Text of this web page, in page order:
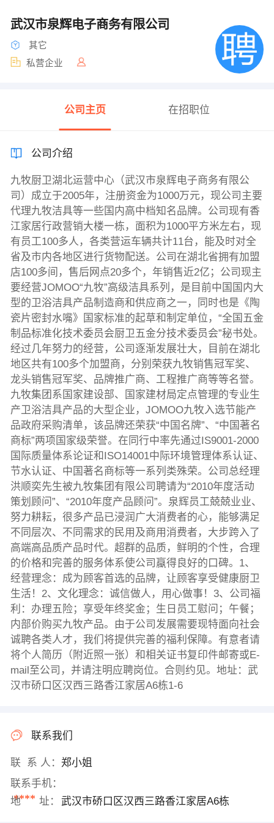
武汉市泉辉电子商务有限公司
其它
私营企业
公司主页 在招职位
公司介绍
九牧厨卫湖北运营中心（武汉市泉辉电子商务有限公
司）成立于2005年，注册资金为1000万元，现公司主要
代理九牧洁具等一些国内高中档知名品牌。公司现有香
江家居行政营销大楼一栋，面积为1000平方米左右，现
有员工100多人，各类营运车辆共计11台，能及时对全
省及市内各地区进行货物配送。公司在湖北省拥有加盟
店100多间，售后网点20多个，年销售近2亿；公司现主
要经营JOMOO“九牧”高级洁具系列，是目前中国国内大
型的卫浴洁具产品制造商和供应商之一，同时也是《陶
瓷片密封水嘴》国家标准的起草和制定单位，“全国五金
制品标准化技术委员会厨卫五金分技术委员会”秘书处。
经过几年努力的经营，公司逐渐发展壮大，目前在湖北
地区共有100多个加盟商，分别荣获九牧销售冠军奖、
龙头销售冠军奖、品牌推广商、工程推广商等等名誉。
九牧集团系国家建设部、国家建材局定点管理的专业生
产卫浴洁具产品的大型企业，JOMOO九牧入选节能产
品政府采购清单，该品牌还荣获“中国名牌”、“中国著名
商标”两项国家级荣誉。在同行中率先通过IS9001-2000
国际质量体系论证和ISO14001中际环境管理体系认证、
节水认证、中国著名商标等一系列类殊荣。公司总经理
洪顺奕先生被九牧集团有限公司聘请为“2010年度活动
策划顾问”、“2010年度产品顾问”。泉辉员工兢兢业业、
努力耕耘，很多产品已浸润广大消费者的心，能够满足
不同层次、不同需求的民用及商用消费者，大步跨入了
高端高品质产品时代。超群的品质，鲜明的个性，合理
的价格和完善的服务体系使公司蠃得良好的口碑。1、
经营理念：成为顾客首选的品牌，让顾客享受健康厨卫
生活！2、文化理念：诚信做人，用心做事！3、公司福
利：办理五险；享受年终奖金；生日员工慰问；午餐；
内部价购买九牧产品。由于公司发展需要现特面向社会
诚聘各类人才，我们将提供完善的福利保障。有意者请
将个人简历（附近照一张）和相关证书复印件邮寄或E-
mail至公司，并请注明应聘岗位。合则约见。地址：武
汉市硚口区汉西三路香江家居A6栋1-6
联系我们
联 系 人： 郑小姐
联系手机：
****
地 址： 武汉市硚口区汉西三路香江家居A6栋